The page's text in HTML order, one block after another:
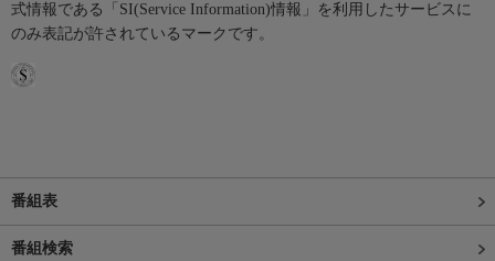
式情報である「SI(Service Information)情報」を利用したサービスに
のみ表記が許されているマークです。
番組表
番組検索